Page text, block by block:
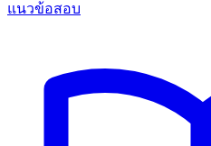
แนวข้อสอบ